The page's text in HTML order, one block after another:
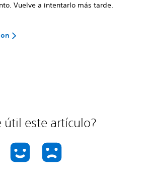
Vuelve a intentarlo más tarde.
útil este artículo?